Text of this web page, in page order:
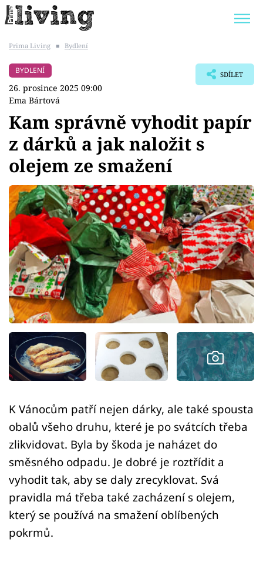
BYDLENÍ SLAVNÝCH
Témata
Bydlení
Zahrada
Design
Sledujte prima+
Přihlášení
Sledujte nás
Prima Living ■ Bydlení
BYDLENÍ
26. prosince 2025 09:00
Ema Bártová
SDÍLET
Kam správně vyhodit papír
z dárků a jak naložit s
olejem ze smažení
K Vánocům patří nejen dárky, ale také spousta
obalů všeho druhu, které je po svátcích třeba
zlikvidovat. Byla by škoda je naházet do
směsného odpadu. Je dobré je roztřídit a
vyhodit tak, aby se daly zrecyklovat. Svá
pravidla má třeba také zacházení s olejem,
který se používá na smažení oblíbených
pokrmů.